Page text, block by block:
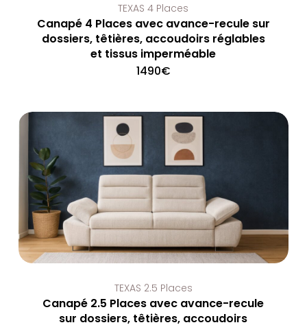
TEXAS 4 Places
Canapé 4 Places avec avance-recule sur
dossiers, têtières, accoudoirs réglables
et tissus imperméable
1490€
TEXAS 2.5 Places
Canapé 2.5 Places avec avance-recule
sur dossiers, têtières, accoudoirs